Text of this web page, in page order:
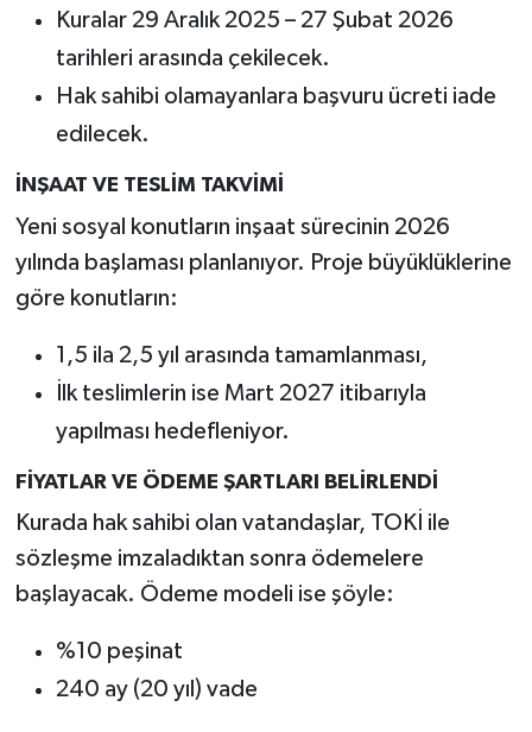
Kuralar 29 Aralık 2025 – 27 Şubat 2026
tarihleri arasında çekilecek.
Hak sahibi olamayanlara başvuru ücreti iade
edilecek.
İNŞAAT VE TESLİM TAKVİMİ
Yeni sosyal konutların inşaat sürecinin 2026
yılında başlaması planlanıyor. Proje büyüklüklerine
göre konutların:
1,5 ila 2,5 yıl arasında tamamlanması,
İlk teslimlerin ise Mart 2027 itibarıyla
yapılması hedefleniyor.
FİYATLAR VE ÖDEME ŞARTLARI BELİRLENDİ
Kurada hak sahibi olan vatandaşlar, TOKİ ile
sözleşme imzaladıktan sonra ödemelere
başlayacak. Ödeme modeli ise şöyle:
%10 peşinat
240 ay (20 yıl) vade